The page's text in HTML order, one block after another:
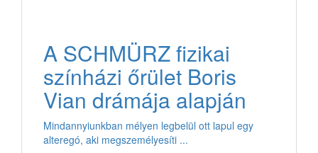
A SCHMÜRZ fizikai
színházi őrület Boris
Vian drámája alapján
Mindannyiunkban mélyen legbelül ott lapul egy
alteregó, aki megszemélyesíti ...